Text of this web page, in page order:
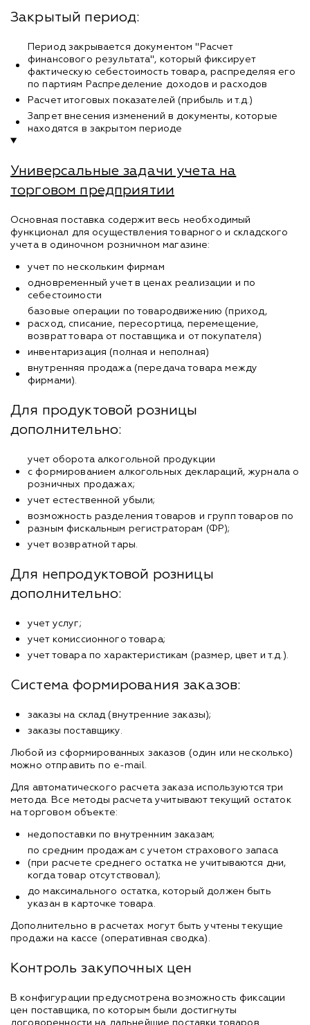
Закрытый период:
Период закрывается документом "Расчет
финансового результата", который фиксирует
фактическую себестоимость товара, распределяя его
по партиям Распределение доходов и расходов
Расчет итоговых показателей (прибыль и т.д.)
Запрет внесения изменений в документы, которые
находятся в закрытом периоде
Универсальные задачи учета на
торговом предприятии
Основная поставка содержит весь необходимый
функционал для осуществления товарного и складского
учета в одиночном розничном магазине:
учет по нескольким фирмам
одновременный учет в ценах реализации и по
себестоимости
базовые операции по товародвижению (приход,
расход, списание, пересортица, перемещение,
возврат товара от поставщика и от покупателя)
инвентаризация (полная и неполная)
внутренняя продажа (передача товара между
фирмами).
Для продуктовой розницы
дополнительно:
учет оборота алкогольной продукции
с формированием алкогольных деклараций, журнала о
розничных продажах;
учет естественной убыли;
возможность разделения товаров и групп товаров по
разным фискальным регистраторам (ФР);
учет возвратной тары.
Для непродуктовой розницы
дополнительно:
учет услуг;
учет комиссионного товара;
учет товара по характеристикам (размер, цвет и т.д.).
Система формирования заказов:
заказы на склад (внутренние заказы);
заказы поставщику.
Любой из сформированных заказов (один или несколько)
можно отправить по e-mail.
Для автоматического расчета заказа используются три
метода. Все методы расчета учитывают текущий остаток
на торговом объекте:
недопоставки по внутренним заказам;
по средним продажам с учетом страхового запаса
(при расчете среднего остатка не учитываются дни,
когда товар отсутствовал);
до максимального остатка, который должен быть
указан в карточке товара.
Дополнительно в расчетах могут быть учтены текущие
продажи на кассе (оперативная сводка).
Контроль закупочных цен
В конфигурации предусмотрена возможность фиксации
цен поставщика, по которым были достигнуты
договоренности на дальнейшие поставки товаров.